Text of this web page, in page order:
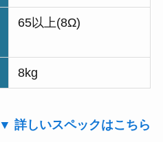
65以上(8Ω)
8kg
▼ 詳しいスペックはこちら